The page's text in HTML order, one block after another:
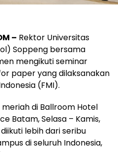
– Rektor Universitas
Soppeng bersama
mengikuti seminar
paper yang dilaksanakan
(FMI).
di Ballroom Hotel
Batam, Selasa – Kamis,
lebih dari seribu
di seluruh Indonesia,